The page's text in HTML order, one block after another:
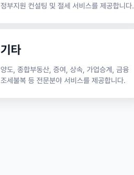
정부지원 컨설팅 및 절세 서비스를 제공합니다.
기타
양도, 종합부동산, 증여, 상속, 가업승계, 금융
조세불복 등 전문분야 서비스를 제공합니다.